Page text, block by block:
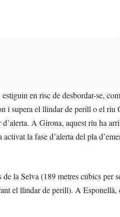
en risc de desbordar-se,
i supera el llindar de perill o el
A Girona, aquest riu ha
la fase d’alerta del pla
la Selva (189 metres cúbics
el llindar de perill). A